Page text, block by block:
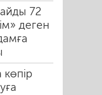
72
деген